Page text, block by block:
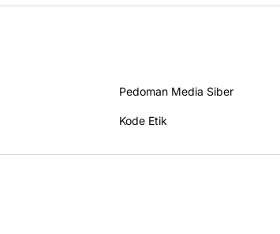
Pedoman Media Siber
Kode Etik